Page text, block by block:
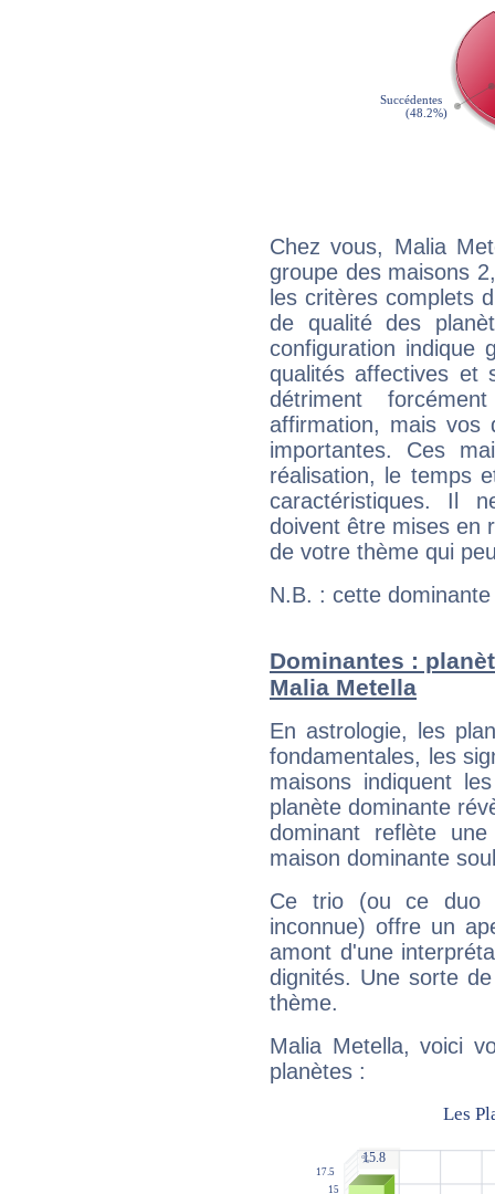
Chez vous, Malia
groupe des maisons
les critères complets
de qualité des
configuration indique
qualités affectives et
détriment
affirmation, mais
importantes. Ces
réalisation, le temps
caractéristiques. Il
doivent être mises en
de votre thème qui
N.B. : cette
Dominantes :
Malia Metella
En astrologie, les
fondamentales, les
maisons indiquent
planète dominante
dominant reflète
maison dominante
Ce trio (ou ce duo
inconnue) offre un
amont d'une
dignités. Une sorte
thème.
Malia Metella, voici
planètes :